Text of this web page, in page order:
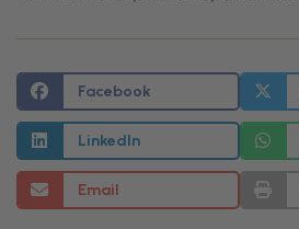
Facebook
LinkedIn
Email